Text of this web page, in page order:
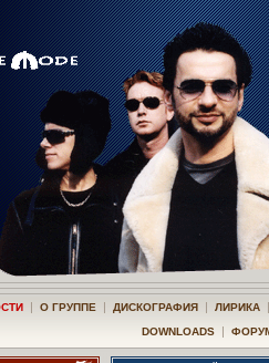
| О ГРУППЕ | ДИСКОГРАФИЯ | ЛИРИКА
DOWNLOADS |